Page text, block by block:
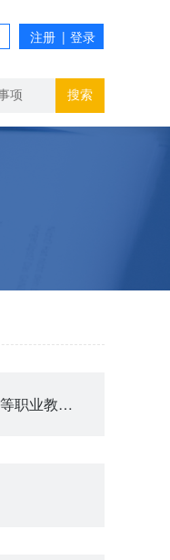
搜索
实施学前教育、普通高中教育及中等职业教育的民办学校终止审批